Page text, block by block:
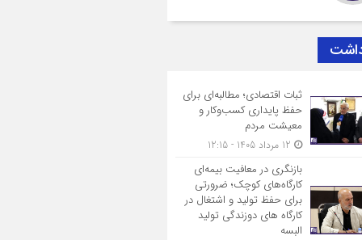
ثبات اقتصادی؛ مطالبه‌ای برای
حفظ پایداری کسب‌وکار و
معیشت مردم
بازنگری در معافیت بیمه‌ای
کارگاه‌های کوچک؛ ضرورتی
برای حفظ تولید و اشتغال در
کارگاه های دوزندگی تولید
البسه